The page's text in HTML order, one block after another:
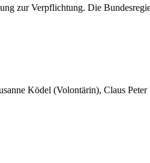
zur Verpflichtung. Die
Ködel (Volontärin), Claus